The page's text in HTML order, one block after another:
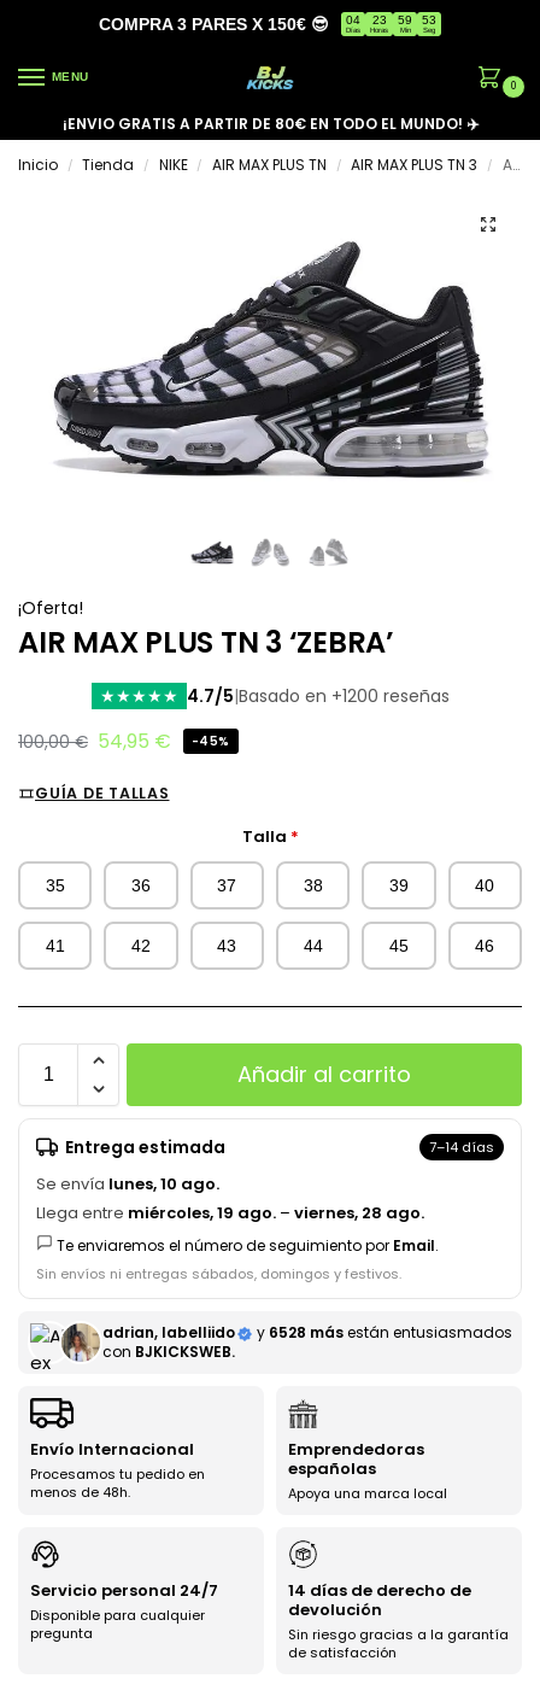
COMPRA 3 PARES X 150€ 😎 04
Días
23
Horas
59
Min
53
Seg
MENU
0
¡ENVIO GRATIS A PARTIR DE 80€ EN TODO EL MUNDO! ✈️
Inicio
/ Tienda / NIKE / AIR MAX PLUS TN / AIR MAX PLUS TN 3 / AIR MAX PLUS TN 3 ‘ZEBRA’
¡Oferta!
AIR MAX PLUS TN 3 ‘ZEBRA’
★★★★★ 4.7/5|Basado en +1200 reseñas
100,00€ 54,95 € -45%
GUÍA DE TALLAS
Talla *
35 36 37 38 39 40
41 42 43 44 45 46
Añadir al carrito
Entrega estimada 7–14 días
Se envía lunes, 10 ago.
Llega entre miércoles, 19 ago. – viernes, 28 ago.
Te enviaremos el número de seguimiento por Email.
Sin envíos ni entregas sábados, domingos y festivos.
adrian, labelliido y 6528 másestán entusiasmados
con BJKICKSWEB.
Envío Internacional
Procesamos tu pedido en
menos de 48h.
Emprendedoras
españolas
Apoya una marca local
Servicio personal 24/7
Disponible para cualquier
pregunta
14 días de derecho de
devolución
Sin riesgo gracias a la garantía
de satisfacción